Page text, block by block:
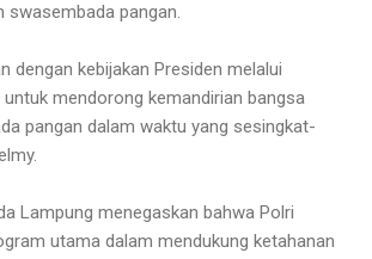
swasembada pangan.
dengan kebijakan Presiden melalui
mendorong kemandirian bangsa
pangan dalam waktu yang sesingkat-
Lampung menegaskan bahwa Polri
utama dalam mendukung ketahanan